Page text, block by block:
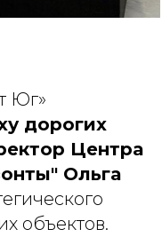
Юг»
дорогих
Центра
Ольга
объектов.